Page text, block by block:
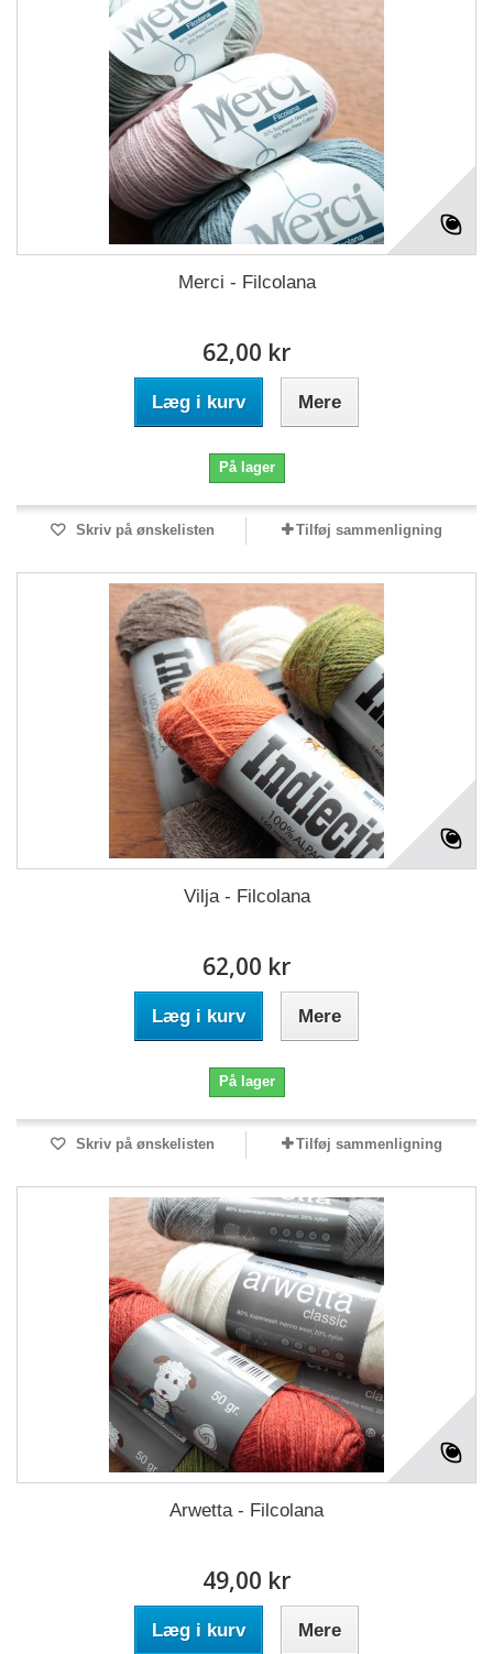
Merci - Filcolana
62,00 kr
Læg i kurv Mere
På lager
Skriv på ønskelisten Tilføj sammenligning
Vilja - Filcolana
62,00 kr
Læg i kurv Mere
På lager
Skriv på ønskelisten Tilføj sammenligning
Arwetta - Filcolana
49,00 kr
Læg i kurv Mere